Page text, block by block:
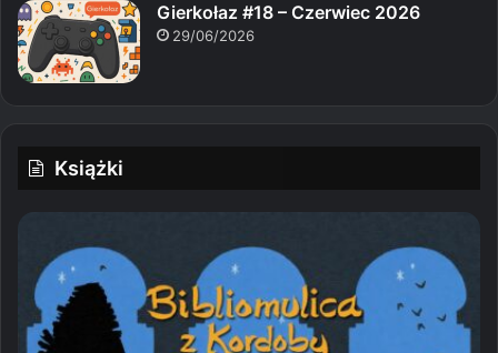
Gierkołaz #18 – Czerwiec 2026
29/06/2026
Książki